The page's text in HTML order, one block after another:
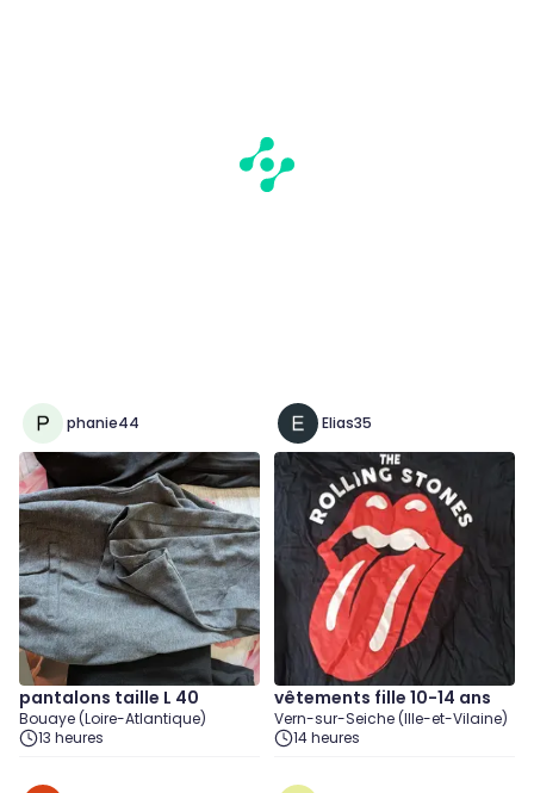
phanie44
pantalons taille L 40
Bouaye (Loire-Atlantique)
13 heures
Elias35
vêtements fille 10-14 ans
Vern-sur-Seiche (Ille-et-Vilaine)
14 heures